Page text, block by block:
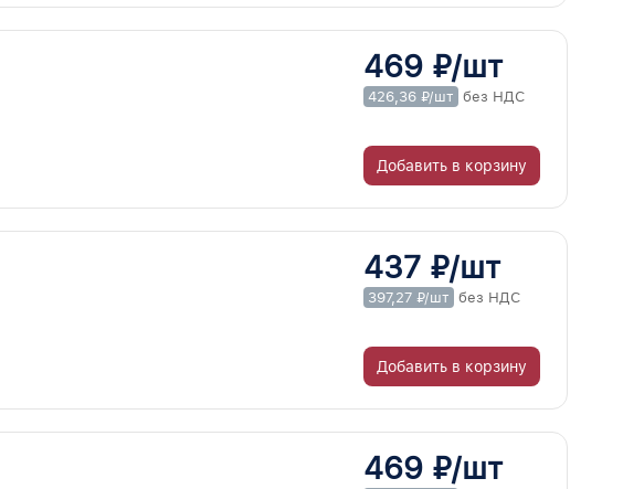
469 ₽/шт
426,36 ₽/шт без НДС
Добавить в корзину
437 ₽/шт
397,27 ₽/шт без НДС
Добавить в корзину
469 ₽/шт